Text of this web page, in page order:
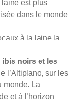
laine est plus
dans le monde
à la laine la
ibis noirs et les
l’Altiplano, sur les
monde. La
et à l’horizon